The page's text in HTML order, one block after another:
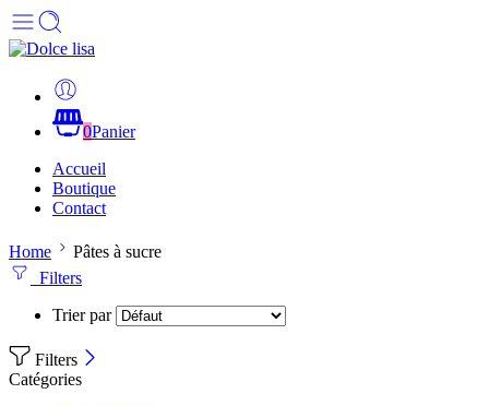
0Panier
Accueil
Boutique
Contact
Home
Pâtes à sucre
Filters
Trier par
Filters
Catégories